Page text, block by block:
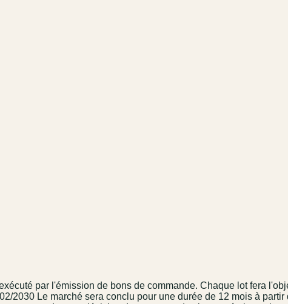
par l'émission de bons de commande. Chaque lot fera
2030 Le marché sera conclu pour une durée de 12 mois à